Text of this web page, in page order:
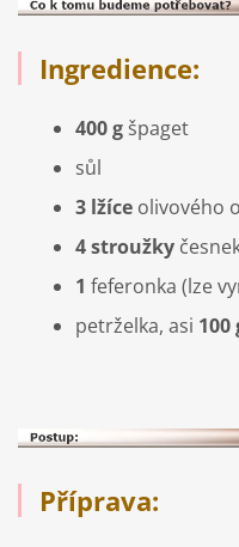
Ingredience:
400 g špaget
sůl
3 lžíce olivového
4 stroužky
1 feferonka (lze
petrželka, asi 100
Příprava: